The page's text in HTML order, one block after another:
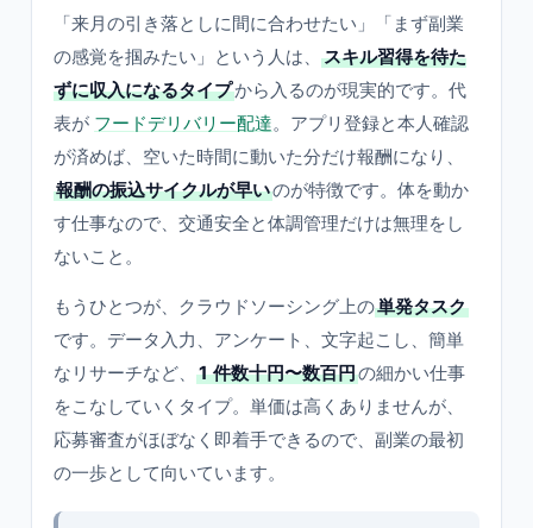
「来月の引き落としに間に合わせたい」「まず副業
の感覚を掴みたい」という人は、
スキル習得を待た
ずに収入になるタイプから入るのが現実的です。代
表が フードデリバリー配達。アプリ登録と本人確認
が済めば、空いた時間に動いた分だけ報酬になり、
報酬の振込サイクルが早いのが特徴です。体を動か
す仕事なので、交通安全と体調管理だけは無理をし
ないこと。
もうひとつが、クラウドソーシング上の単発タスク
です。データ入力、アンケート、文字起こし、簡単
なリサーチなど、
1 件数十円〜数百円の細かい仕事
をこなしていくタイプ。単価は高くありませんが、
応募審査がほぼなく即着手できるので、副業の最初
の一歩として向いています。